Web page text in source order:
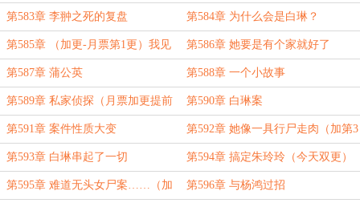
第583章 李翀之死的复盘 第584章 为什么会是白琳？
第585章 （加更-月票第1更）我见
过她爸
第586章 她要是有个家就好了
第587章 蒲公英 第588章 一个小故事
第589章 私家侦探（月票加更提前
预支）
第590章 白琳案
第591章 案件性质大变 第592章 她像一具行尸走肉（加第3
更）
第593章 白琳串起了一切 第594章 搞定朱玲玲（今天双更）
第595章 难道无头女尸案……（加 第596章 与杨鸿过招